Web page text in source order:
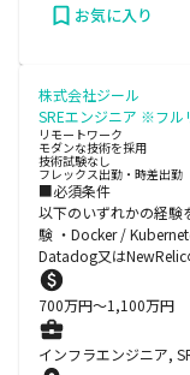
お気に入り
株式会社ジール
SREエンジニア ※フ
リモートワーク
モダンな技術を採用
技術試験なし
フレックス出勤・時差出勤
■必須条件
以下のいずれかの経験
験 ・Docker /
Datadog又は
700万円〜1,100万円
インフラエンジニア,